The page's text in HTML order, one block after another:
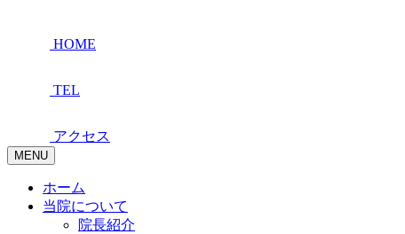
HOME
TEL
アクセス
MENU
ホーム
当院について
院長紹介